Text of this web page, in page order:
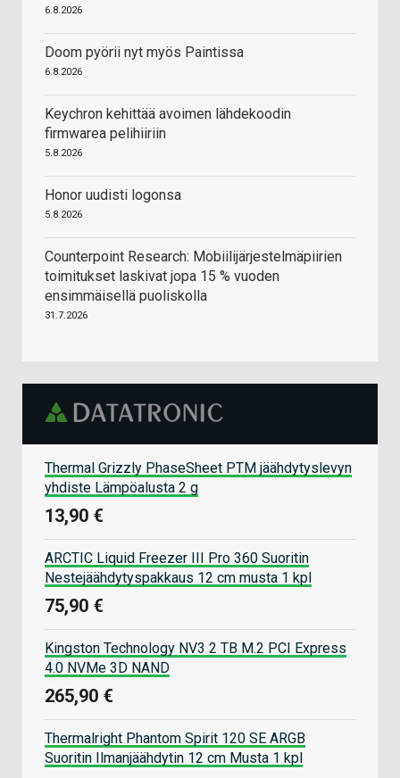
6.8.2026
Doom pyörii nyt myös Paintissa
6.8.2026
Keychron kehittää avoimen lähdekoodin
firmwarea pelihiiriin
5.8.2026
Honor uudisti logonsa
5.8.2026
Counterpoint Research: Mobiilijärjestelmäpiirien
toimitukset laskivat jopa 15 % vuoden
ensimmäisellä puoliskolla
31.7.2026
Thermal Grizzly PhaseSheet PTM jäähdytyslevyn
yhdiste Lämpöalusta 2 g
13,90 €
ARCTIC Liquid Freezer III Pro 360 Suoritin
Nestejäähdytyspakkaus 12 cm musta 1 kpl
75,90 €
Kingston Technology NV3 2 TB M.2 PCI Express
4.0 NVMe 3D NAND
265,90 €
Thermalright Phantom Spirit 120 SE ARGB
Suoritin Ilmanjäähdytin 12 cm Musta 1 kpl